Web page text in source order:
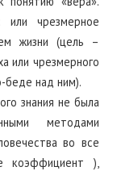
чрезмерное
жизни (цель –
или чрезмерного
беде над ним).
знания не была
методами
во все
),